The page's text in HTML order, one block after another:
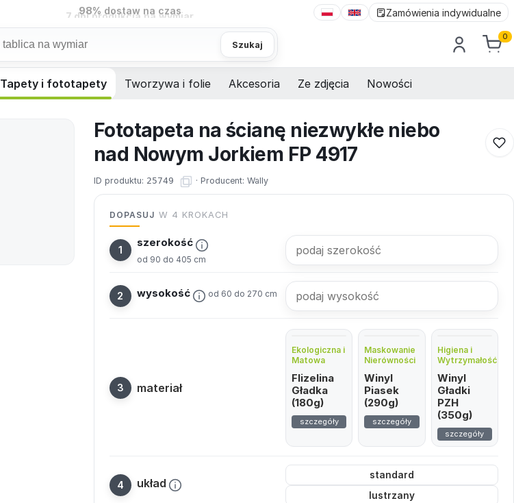
7 dniprodukcja na wymiar Zamówienia indywidualne
Szukaj
0
Tapety i fototapety Tworzywa i folie Akcesoria Ze zdjęcia Nowości
Fototapeta na ścianę niezwykłe niebo
nad Nowym Jorkiem FP 4917
ID produktu: 25749 · Producent: Wally
DOPASUJ W 4 KROKACH
szerokość
od 90 do 405 cm
wysokość od 60 do 270 cm
materiał
Ekologiczna i
Matowa
Flizelina
Gładka
(180g)
szczegóły
Maskowanie
Nierówności
Winyl
Piasek
(290g)
szczegóły
Higiena i
Wytrzymałość
Winyl
Gładki
PZH
(350g)
szczegóły
układ
standard
lustrzany